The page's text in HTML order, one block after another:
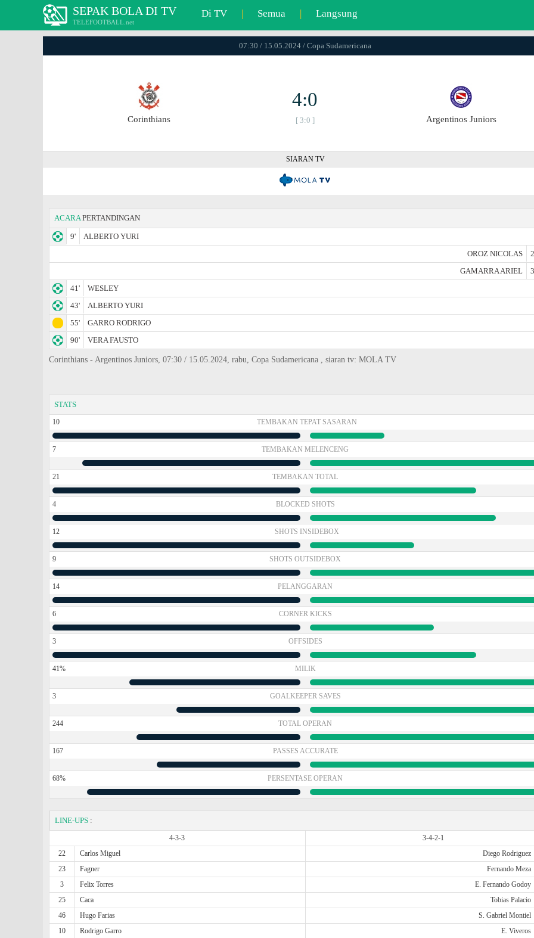
SEPAK BOLA DI TV
TELEFOOTBALL.net
Di TV | Semua | Langsung
07:30 / 15.05.2024 / Copa Sudamericana
Corinthians
4:0
[ 3:0 ] Argentinos Juniors
SIARAN TV
ACARAPERTANDINGAN
9'
ALBERTO YURI
OROZ NICOLAS
GAMARRA ARIEL
41'
WESLEY
43'
ALBERTO YURI
55'
GARRO RODRIGO
90'
VERA FAUSTO
Corinthians - Argentinos Juniors, 07:30 / 15.05.2024, rabu, Copa Sudamericana , siaran tv: MOLA TV
STATS
10 TEMBAKAN TEPAT SASARAN
7 TEMBAKAN MELENCENG
21 TEMBAKAN TOTAL
4 BLOCKED SHOTS
12 SHOTS INSIDEBOX
9 SHOTS OUTSIDEBOX
14 PELANGGARAN
6 CORNER KICKS
3 OFFSIDES
41% MILIK
3 GOALKEEPER SAVES
244 TOTAL OPERAN
167 PASSES ACCURATE
68% PERSENTASE OPERAN
LINE-UPS :
4-3-3
3-4-2-1
22
Carlos Miguel Diego Rodriguez
23
Fagner Fernando Meza
3
Felix Torres E. Fernando Godoy
25
Caca Tobias Palacio
46
Hugo Farias S. Gabriel Montiel
10
Rodrigo Garro E. Viveros